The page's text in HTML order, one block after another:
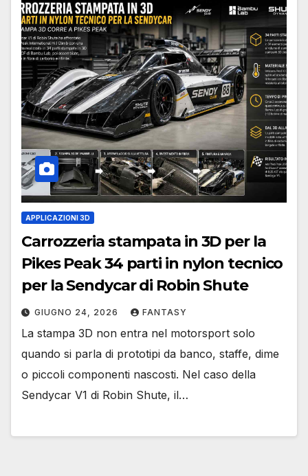
APPLICAZIONI 3D
Carrozzeria stampata in 3D per la
Pikes Peak 34 parti in nylon tecnico
per la Sendycar di Robin Shute
GIUGNO 24, 2026 FANTASY
La stampa 3D non entra nel motorsport solo
quando si parla di prototipi da banco, staffe, dime
o piccoli componenti nascosti. Nel caso della
Sendycar V1 di Robin Shute, il…